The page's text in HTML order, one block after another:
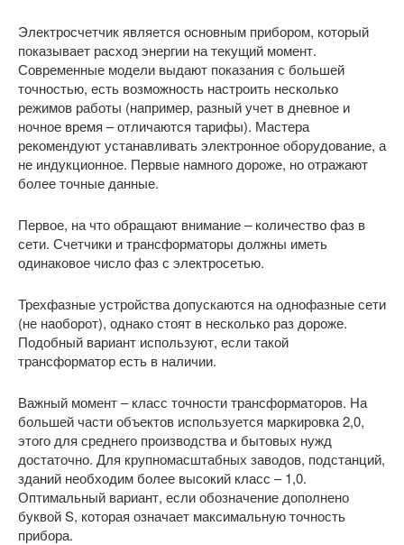
Электросчетчик является основным прибором, который
показывает расход энергии на текущий момент.
Современные модели выдают показания с большей
точностью, есть возможность настроить несколько
режимов работы (например, разный учет в дневное и
ночное время – отличаются тарифы). Мастера
рекомендуют устанавливать электронное оборудование, а
не индукционное. Первые намного дороже, но отражают
более точные данные.
Первое, на что обращают внимание – количество фаз в
сети. Счетчики и трансформаторы должны иметь
одинаковое число фаз с электросетью.
Трехфазные устройства допускаются на однофазные сети
(не наоборот), однако стоят в несколько раз дороже.
Подобный вариант используют, если такой
трансформатор есть в наличии.
Важный момент – класс точности трансформаторов. На
большей части объектов используется маркировка 2,0,
этого для среднего производства и бытовых нужд
достаточно. Для крупномасштабных заводов, подстанций,
зданий необходим более высокий класс – 1,0.
Оптимальный вариант, если обозначение дополнено
буквой S, которая означает максимальную точность
прибора.